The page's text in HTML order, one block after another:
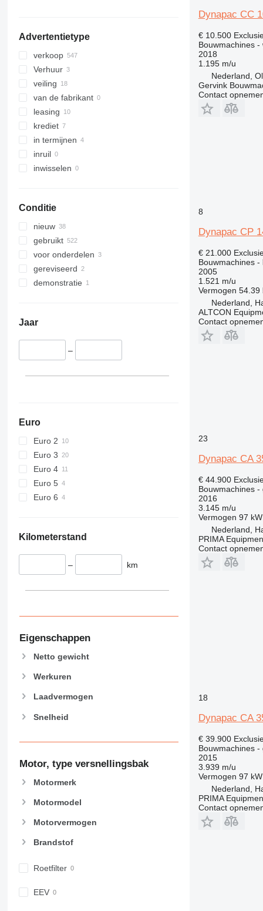
340
345
349
350
365
374
390
416
420
428
914
918
938
950
953
955
962
980
990
AP
C-series
CB
D series
E-series
GC
M-series
MH
NR
RM
TM
VMT
Vibromax
Advertentietype
verkoop
Verhuur
veiling
van de fabrikant
leasing
krediet
in termijnen
inruil
inwisselen
Conditie
nieuw
gebruikt
voor onderdelen
gereviseerd
demonstratie
Jaar
–
Euro
Euro 2
Euro 3
Euro 4
Euro 5
Euro 6
Kilometerstand
– km
Eigenschappen
Netto gewicht
Werkuren
Laadvermogen
Snelheid
Motor, type versnellingsbak
Motormerk
Motormodel
Motorvermogen
Brandstof
Roetfilter
EEV
Dynapac CC
€ 10.500
Bouwmachines -
2018
1.195 m/u
Nederland,
Gervink
Contact
8
Dynapac CP
€ 21.000
Bouwmachines -
2005
1.521 m/u
Vermogen 54.39
Nederland,
ALTCON
Contact
23
Dynapac CA
€ 44.900
Bouwmachines -
2016
3.145 m/u
Vermogen 97
Nederland,
PRIMA
Contact
18
Dynapac CA
€ 39.900
Bouwmachines -
2015
3.939 m/u
Vermogen 97
Nederland,
PRIMA
Contact